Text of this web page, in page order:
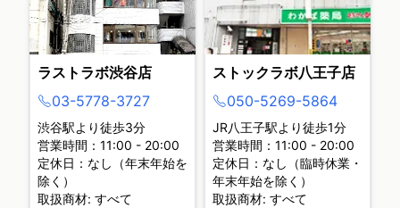
ラストラボ渋谷店
03-5778-3727
渋谷駅より徒歩3分
営業時間：11:00 - 20:00
定休日：なし（年末年始を
除く）
取扱商材: すべて
ストックラボ八王子店
050-5269-5864
JR八王子駅より徒歩1分
営業時間：11:00 - 20:00
定休日：なし（臨時休業・
年末年始を除く）
取扱商材: すべて